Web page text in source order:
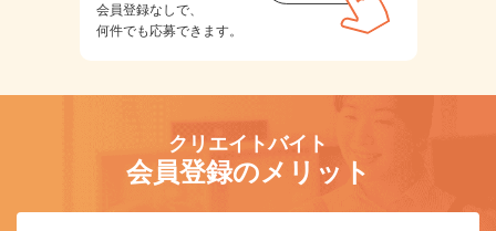
会員登録なしで、
何件でも応募できます。
クリエイトバイト
会員登録のメリット